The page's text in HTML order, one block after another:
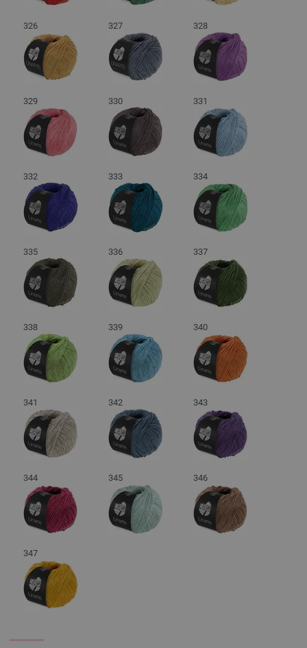
326 327 328
329 330 331
332 333 334
335 336 337
338 339 340
341 342 343
344 345 346
347